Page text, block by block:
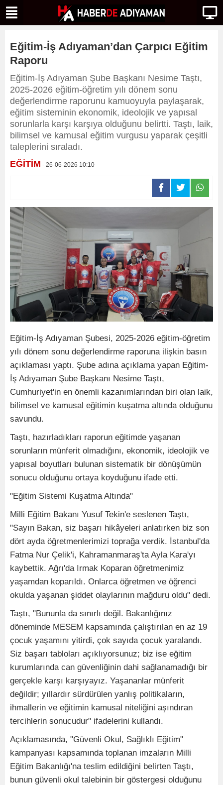
Eğitim-İş Adıyaman’dan Çarpıcı Eğitim
Raporu
Eğitim-İş Adıyaman Şube Başkanı Nesime Taştı,
2025-2026 eğitim-öğretim yılı dönem sonu
değerlendirme raporunu kamuoyuyla paylaşarak,
eğitim sisteminin ekonomik, ideolojik ve yapısal
sorunlarla karşı karşıya olduğunu belirtti. Taştı, laik,
bilimsel ve kamusal eğitim vurgusu yaparak çeşitli
taleplerini sıraladı.
EĞİTİM - 26-06-2026 10:10
Eğitim-İş Adıyaman Şubesi, 2025-2026 eğitim-öğretim
yılı dönem sonu değerlendirme raporuna ilişkin basın
açıklaması yaptı. Şube adına açıklama yapan Eğitim-
İş Adıyaman Şube Başkanı Nesime Taştı,
Cumhuriyet'in en önemli kazanımlarından biri olan laik,
bilimsel ve kamusal eğitimin kuşatma altında olduğunu
savundu.
Taştı, hazırladıkları raporun eğitimde yaşanan
sorunların münferit olmadığını, ekonomik, ideolojik ve
yapısal boyutları bulunan sistematik bir dönüşümün
sonucu olduğunu ortaya koyduğunu ifade etti.
"Eğitim Sistemi Kuşatma Altında"
Milli Eğitim Bakanı Yusuf Tekin'e seslenen Taştı,
"Sayın Bakan, siz başarı hikâyeleri anlatırken biz son
dört ayda öğretmenlerimizi toprağa verdik. İstanbul'da
Fatma Nur Çelik'i, Kahramanmaraş'ta Ayla Kara'yı
kaybettik. Ağrı'da Irmak Koparan öğretmenimiz
yaşamdan koparıldı. Onlarca öğretmen ve öğrenci
okulda yaşanan şiddet olaylarının mağduru oldu" dedi.
Taştı, "Bununla da sınırlı değil. Bakanlığınız
döneminde MESEM kapsamında çalıştırılan en az 19
çocuk yaşamını yitirdi, çok sayıda çocuk yaralandı.
Siz başarı tabloları açıklıyorsunuz; biz ise eğitim
kurumlarında can güvenliğinin dahi sağlanamadığı bir
gerçekle karşı karşıyayız. Yaşananlar münferit
değildir; yıllardır sürdürülen yanlış politikaların,
ihmallerin ve eğitimin kamusal niteliğini aşındıran
tercihlerin sonucudur" ifadelerini kullandı.
Açıklamasında, "Güvenli Okul, Sağlıklı Eğitim"
kampanyası kapsamında toplanan imzaların Milli
Eğitim Bakanlığı'na teslim edildiğini belirten Taştı,
bunun güvenli okul talebinin bir göstergesi olduğunu